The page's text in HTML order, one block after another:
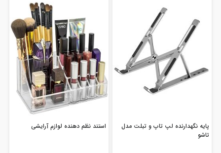
پایه نگهدارنده لپ تاپ و تبلت مدل
تاشو
استند نظم دهنده لوازم آرایشی